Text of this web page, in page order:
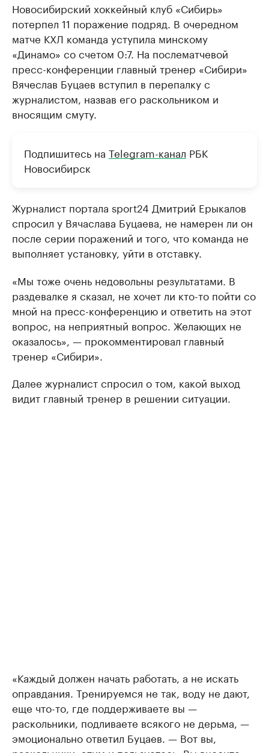
Новосибирский хоккейный клуб «Сибирь»
потерпел 11 поражение подряд. В очередном
матче КХЛ команда уступила минскому
«Динамо» со счетом 0:7. На послематчевой
пресс-конференции главный тренер «Сибири»
Вячеслав Буцаев вступил в перепалку с
журналистом, назвав его раскольником и
вносящим смуту.
Подпишитесь на Telegram-канал РБК
Новосибирск
Журналист портала sport24 Дмитрий Ерыкалов
спросил у Вячаслава Буцаева, не намерен ли он
после серии поражений и того, что команда не
выполняет установку, уйти в отставку.
«Мы тоже очень недовольны результатами. В
раздевалке я сказал, не хочет ли кто-то пойти со
мной на пресс-конференцию и ответить на этот
вопрос, на неприятный вопрос. Желающих не
оказалось», — прокомментировал главный
тренер «Сибири».
Далее журналист спросил о том, какой выход
видит главный тренер в решении ситуации.
«Каждый должен начать работать, а не искать
оправдания. Тренируемся не так, воду не дают,
еще что-то, где поддерживаете вы —
раскольники, подливаете всякого не дерьма, —
эмоционально ответил Буцаев. — Вот вы,